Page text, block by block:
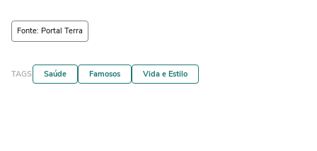
Fonte: Portal Terra
TAGS Saúde Famosos Vida e Estilo